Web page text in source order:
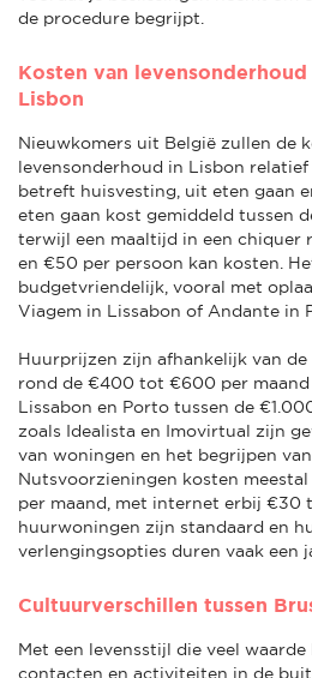
de procedure begrijpt.
Kosten van levensonderhoud
Lisbon
Nieuwkomers uit België zullen de
levensonderhoud in Lisbon
betreft huisvesting, uit eten gaan
eten gaan kost gemiddeld tussen
terwijl een maaltijd in een chiquer
en €50 per persoon kan kosten.
budgetvriendelijk, vooral met
Viagem in Lissabon of Andante in
Huurprijzen zijn afhankelijk van
rond de €400 tot €600 per maand
Lissabon en Porto tussen de
zoals Idealista en Imovirtual zijn
van woningen en het begrijpen
Nutsvoorzieningen kosten
per maand, met internet erbij €30
huurwoningen zijn standaard en
verlengingsopties duren vaak een
Cultuurverschillen tussen
Met een levensstijl die veel
contacten en activiteiten in de